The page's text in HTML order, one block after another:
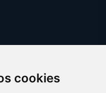
cookies